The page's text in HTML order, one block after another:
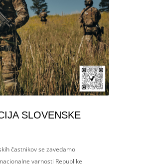
SLOVENSKE
častnikov se zavedamo
varnosti Republike